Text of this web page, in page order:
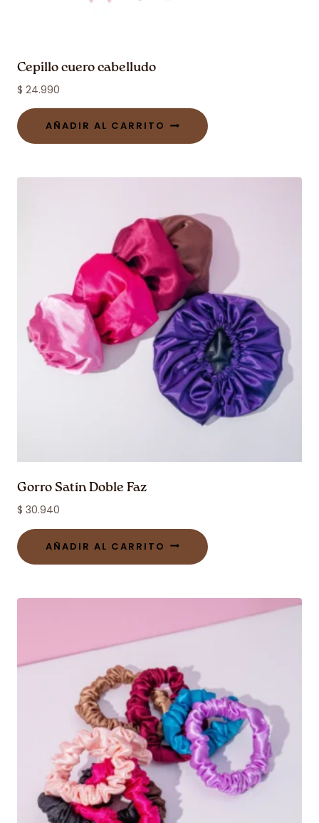
Cepillo cuero cabelludo
$ 24.990
AÑADIR AL CARRITO
Gorro Satín Doble Faz
$ 30.940
AÑADIR AL CARRITO